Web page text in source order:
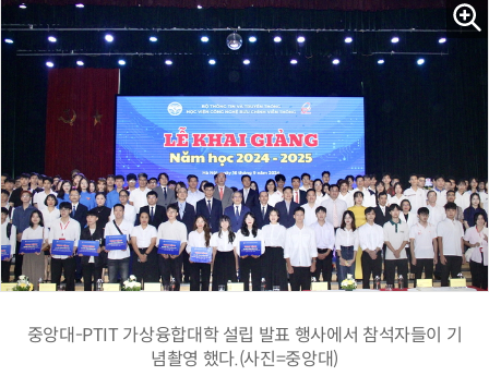
중앙대-PTIT 가상융합대학 설립 발표 행사에서 참석자들이 기
념촬영 했다.(사진=중앙대)